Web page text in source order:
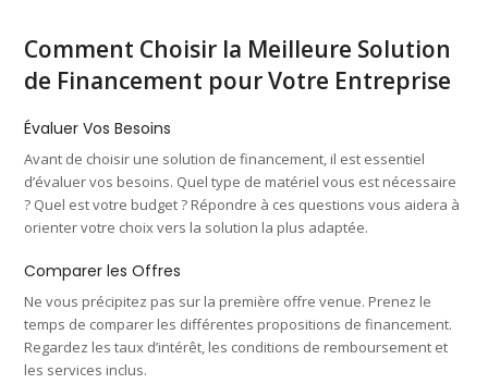
Comment Choisir la Meilleure Solution
de Financement pour Votre Entreprise
Évaluer Vos Besoins
Avant de choisir une solution de financement, il est essentiel
d’évaluer vos besoins. Quel type de matériel vous est nécessaire
? Quel est votre budget ? Répondre à ces questions vous aidera à
orienter votre choix vers la solution la plus adaptée.
Comparer les Offres
Ne vous précipitez pas sur la première offre venue. Prenez le
temps de comparer les différentes propositions de financement.
Regardez les taux d’intérêt, les conditions de remboursement et
les services inclus.